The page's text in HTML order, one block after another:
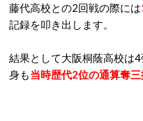
藤代高校との2回戦の際には
記録を叩き出します。
結果として大阪桐蔭高校は
身も当時歴代2位の通算奪